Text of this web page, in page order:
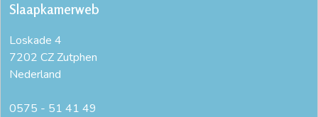
Slaapkamerweb
Loskade 4
7202 CZ Zutphen
Nederland
0575 - 51 41 49